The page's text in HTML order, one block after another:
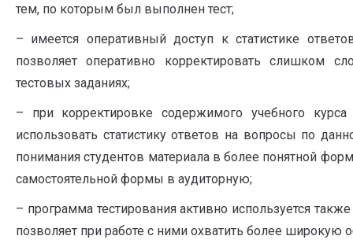
тем, по которым был выполнен тест;
– имеется оперативный доступ к статистике
позволяет оперативно корректировать
тестовых заданиях;
– при корректировке содержимого учебного
использовать статистику ответов на вопросы по
понимания студентов материала в более понятной
самостоятельной формы в аудиторную;
– программа тестирования активно используется
позволяет при работе с ними охватить более широкую